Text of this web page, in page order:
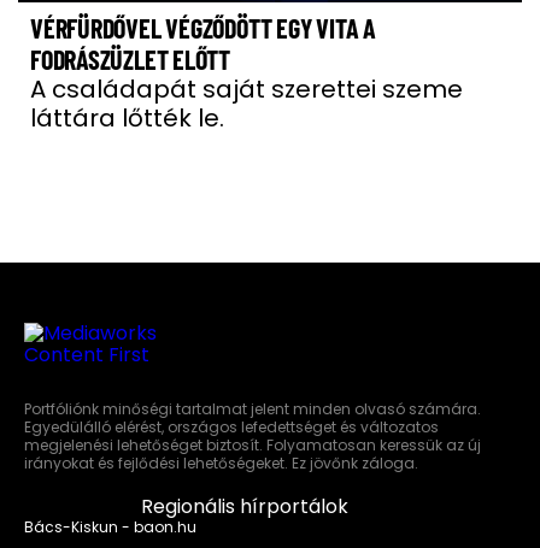
VÉRFÜRDŐVEL VÉGZŐDÖTT EGY VITA A
FODRÁSZÜZLET ELŐTT
A családapát saját szerettei szeme
láttára lőtték le.
Portfóliónk minőségi tartalmat jelent minden olvasó számára.
Egyedülálló elérést, országos lefedettséget és változatos
megjelenési lehetőséget biztosít. Folyamatosan keressük az új
irányokat és fejlődési lehetőségeket. Ez jövőnk záloga.
Regionális hírportálok
Bács-Kiskun - baon.hu